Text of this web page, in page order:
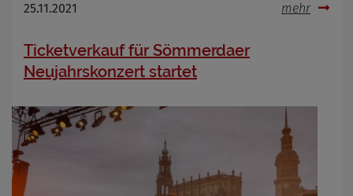
25.11.2021 mehr
Ticketverkauf für Sömmerdaer
Neujahrskonzert startet